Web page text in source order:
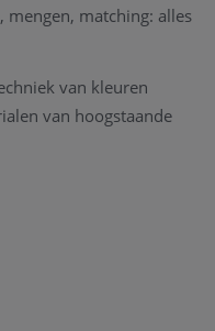
mengen, matching: alles
van kleuren
van hoogstaande
juwelen kunnen eventueel